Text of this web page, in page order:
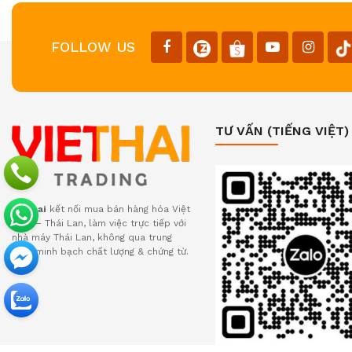
FOLLOW US
Viethai kết nối mua bán hàng hóa Việt
Nam – Thái Lan, làm việc trực tiếp với
nhà máy Thái Lan, không qua trung
gian, minh bạch chất lượng & chứng từ.
TƯ VẤN (TIẾNG VIỆT)